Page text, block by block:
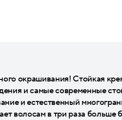
окрашивания! Стойкая
и самые современные
и естественный
волосам в три раза больше